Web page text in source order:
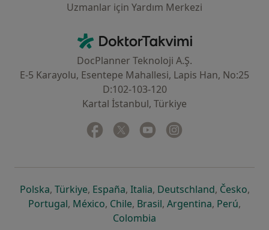
Uzmanlar için Yardım Merkezi
DoktorTakvimi - Ana Sayfa
DocPlanner Teknoloji A.Ş.
E-5 Karayolu, Esentepe Mahallesi, Lapis Han, No:25
D:102-103-120
Kartal İstanbul, Türkiye
Facebook
yeni bir sekmede açılır
Twitter
yeni bir sekmede açılır
Youtube
yeni bir sekmede açılır
Polskayeni bir sekmede açılır
, Türkiyeyeni bir sekmede açılır
, Españayeni bir sekmede açılır
, Italiayeni bir sekmede açılır
, Deutschlandyeni bir
, Českoyeni
,
Portugalyeni bir sekmede açılır
, Méxicoyeni bir sekmede açılır
, Chileyeni bir sekmede açılır
, Brasilyeni bir sekmede açılır
, Argentinayeni bir
, Perúyeni
,
Colombia